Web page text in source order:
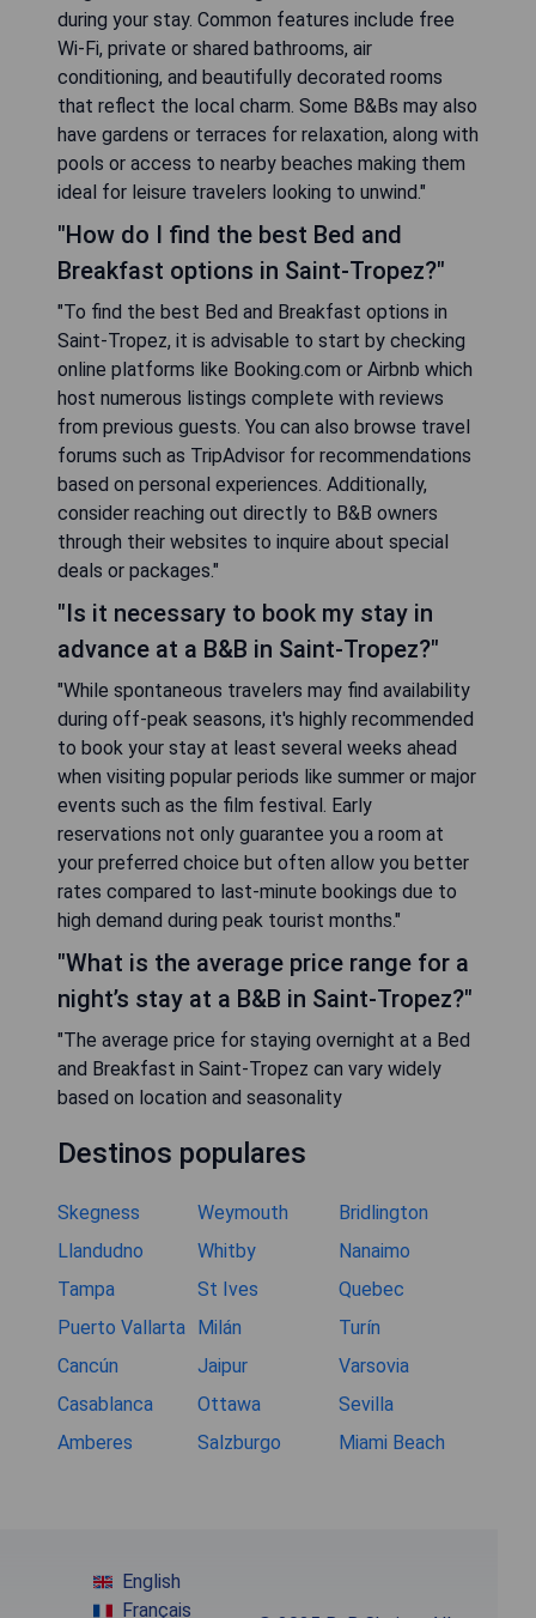
during your stay. Common features include free
Wi-Fi, private or shared bathrooms, air
conditioning, and beautifully decorated rooms
that reflect the local charm. Some B&Bs may also
have gardens or terraces for relaxation, along with
pools or access to nearby beaches making them
ideal for leisure travelers looking to unwind."
"How do I find the best Bed and
Breakfast options in Saint-Tropez?"
"To find the best Bed and Breakfast options in
Saint-Tropez, it is advisable to start by checking
online platforms like Booking.com or Airbnb which
host numerous listings complete with reviews
from previous guests. You can also browse travel
forums such as TripAdvisor for recommendations
based on personal experiences. Additionally,
consider reaching out directly to B&B owners
through their websites to inquire about special
deals or packages."
"Is it necessary to book my stay in
advance at a B&B in Saint-Tropez?"
"While spontaneous travelers may find availability
during off-peak seasons, it's highly recommended
to book your stay at least several weeks ahead
when visiting popular periods like summer or major
events such as the film festival. Early
reservations not only guarantee you a room at
your preferred choice but often allow you better
rates compared to last-minute bookings due to
high demand during peak tourist months."
"What is the average price range for a
night’s stay at a B&B in Saint-Tropez?"
"The average price for staying overnight at a Bed
and Breakfast in Saint-Tropez can vary widely
based on location and seasonality
Destinos populares
Skegness Weymouth
Bridlington
Llandudno
Whitby
Nanaimo
Tampa
St Ives
Quebec
Puerto Vallarta Milán
Turín
Cancún
Jaipur
Varsovia
Casablanca
Ottawa
Sevilla
Amberes
Salzburgo Miami Beach
English
Français